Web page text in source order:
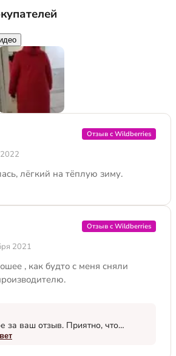
Отзыв с Wildberries
лёгкий на тёплую зиму.
Отзыв с Wildberries
2021
, как будто с меня сняли
за ваш отзыв. Приятно, что
по фигуре и понравилась.